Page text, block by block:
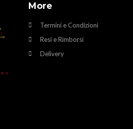
More
Termini e Condizioni
Resi e Rimborsi
Delivery